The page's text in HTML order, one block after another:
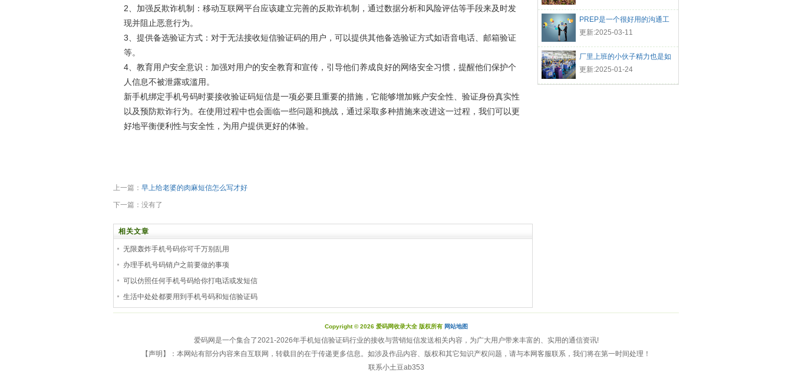
2、加强反欺诈机制：移动互联网平台应该建立完善的反欺诈机制，通过数据分析和风险评估等手段来及时发
现并阻止恶意行为。
3、提供备选验证方式：对于无法接收短信验证码的用户，可以提供其他备选验证方式如语音电话、邮箱验证
等。
4、教育用户安全意识：加强对用户的安全教育和宣传，引导他们养成良好的网络安全习惯，提醒他们保护个
人信息不被泄露或滥用。
新手机绑定手机号码时要接收验证码短信是一项必要且重要的措施，它能够增加账户安全性、验证身份真实性
以及预防欺诈行为。在使用过程中也会面临一些问题和挑战，通过采取多种措施来改进这一过程，我们可以更
好地平衡便利性与安全性，为用户提供更好的体验。
上一篇： 早上给老婆的肉麻短信怎么写才好
下一篇：没有了
相关文章
无限轰炸手机号码你可千万别乱用
办理手机号码销户之前要做的事项
可以仿照任何手机号码给你打电话或发短信
生活中处处都要用到手机号码和短信验证码
PREP是一个很好用的沟通工
具
更新:2025-03-11
厂里上班的小伙子精力也是如
此的
更新:2025-01-24
Copyright © 2026 爱码网收录大全 版权所有 网站地图
爱码网是一个集合了2021-2026年手机短信验证码行业的接收与营销短信发送相关内容，为广大用户带来丰富的、实用的通信资讯!
【声明】：本网站有部分内容来自互联网，转载目的在于传递更多信息。如涉及作品内容、版权和其它知识产权问题，请与本网客服联系，我们将在第一时间处理！
联系小土豆ab353